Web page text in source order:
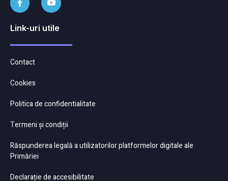
Link-uri utile
Contact
Cookies
Politica de confidentialitate
Termeni și condiții
Răspunderea legală a utilizatorilor platformelor digitale ale
Primăriei
Declarație de accesibilitate